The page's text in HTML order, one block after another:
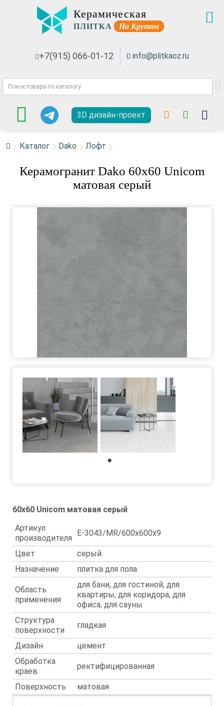
Керамическая
ПЛИТКА На Крутом
+7(915) 066-01-12 info@plitkaoz.ru
3D дизайн-проект
Каталог Dako Лофт
Керамогранит Dako 60x60 Unicom
матовая серый
60x60 Unicom матовая серый
Артикул
производителя
E-3043/MR/600x600x9
Цвет
серый
Назначение
плитка для пола
Область
применения
для бани, для гостиной, для
квартиры, для коридора, для
офиса, для сауны
Структура
поверхности
гладкая
Дизайн
цемент
Обработка
краев
ректифицированная
Поверхность матовая